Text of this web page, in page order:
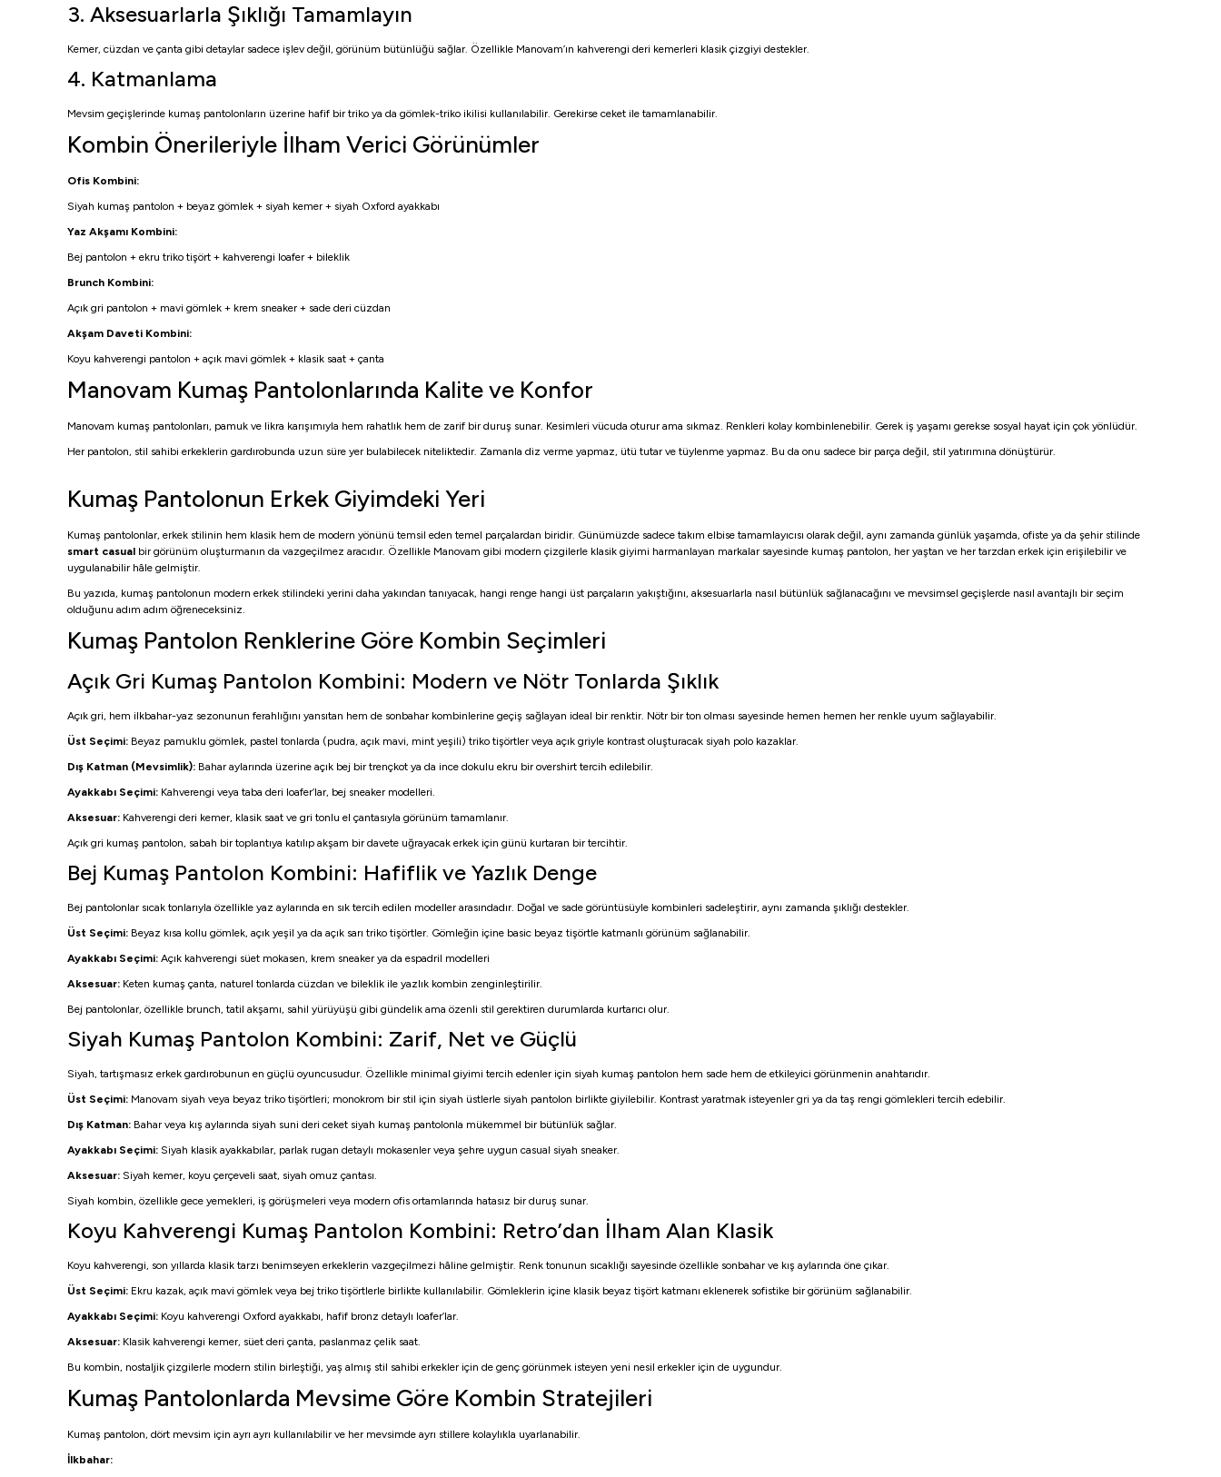
3. Aksesuarlarla Şıklığı Tamamlayın
Kemer, cüzdan ve çanta gibi detaylar sadece işlev değil, görünüm bütünlüğü sağlar. Özellikle Manovam’ın kahverengi deri kemerleri klasik çizgiyi destekler.
4. Katmanlama
Mevsim geçişlerinde kumaş pantolonların üzerine hafif bir triko ya da gömlek-triko ikilisi kullanılabilir. Gerekirse ceket ile tamamlanabilir.
Kombin Önerileriyle İlham Verici Görünümler
Ofis Kombini:
Siyah kumaş pantolon + beyaz gömlek + siyah kemer + siyah Oxford ayakkabı
Yaz Akşamı Kombini:
Bej pantolon + ekru triko tişört + kahverengi loafer + bileklik
Brunch Kombini:
Açık gri pantolon + mavi gömlek + krem sneaker + sade deri cüzdan
Akşam Daveti Kombini:
Koyu kahverengi pantolon + açık mavi gömlek + klasik saat + çanta
Manovam Kumaş Pantolonlarında Kalite ve Konfor
Manovam kumaş pantolonları, pamuk ve likra karışımıyla hem rahatlık hem de zarif bir duruş sunar. Kesimleri vücuda oturur ama sıkmaz. Renkleri kolay kombinlenebilir. Gerek iş yaşamı gerekse sosyal hayat için çok yönlüdür.
Her pantolon, stil sahibi erkeklerin gardırobunda uzun süre yer bulabilecek niteliktedir. Zamanla diz verme yapmaz, ütü tutar ve tüylenme yapmaz. Bu da onu sadece bir parça değil, stil yatırımına dönüştürür.
Kumaş Pantolonun Erkek Giyimdeki Yeri
Kumaş pantolonlar, erkek stilinin hem klasik hem de modern yönünü temsil eden temel parçalardan biridir. Günümüzde sadece takım elbise tamamlayıcısı olarak değil, aynı zamanda günlük yaşamda, ofiste ya da şehir stilinde
smart casual bir görünüm oluşturmanın da vazgeçilmez aracıdır. Özellikle Manovam gibi modern çizgilerle klasik giyimi harmanlayan markalar sayesinde kumaş pantolon, her yaştan ve her tarzdan erkek için erişilebilir ve
uygulanabilir hâle gelmiştir.
Bu yazıda, kumaş pantolonun modern erkek stilindeki yerini daha yakından tanıyacak, hangi renge hangi üst parçaların yakıştığını, aksesuarlarla nasıl bütünlük sağlanacağını ve mevsimsel geçişlerde nasıl avantajlı bir seçim
olduğunu adım adım öğreneceksiniz.
Kumaş Pantolon Renklerine Göre Kombin Seçimleri
Açık Gri Kumaş Pantolon Kombini: Modern ve Nötr Tonlarda Şıklık
Açık gri, hem ilkbahar-yaz sezonunun ferahlığını yansıtan hem de sonbahar kombinlerine geçiş sağlayan ideal bir renktir. Nötr bir ton olması sayesinde hemen hemen her renkle uyum sağlayabilir.
Üst Seçimi: Beyaz pamuklu gömlek, pastel tonlarda (pudra, açık mavi, mint yeşili) triko tişörtler veya açık griyle kontrast oluşturacak siyah polo kazaklar.
Dış Katman (Mevsimlik): Bahar aylarında üzerine açık bej bir trençkot ya da ince dokulu ekru bir overshirt tercih edilebilir.
Ayakkabı Seçimi: Kahverengi veya taba deri loafer’lar, bej sneaker modelleri.
Aksesuar: Kahverengi deri kemer, klasik saat ve gri tonlu el çantasıyla görünüm tamamlanır.
Açık gri kumaş pantolon, sabah bir toplantıya katılıp akşam bir davete uğrayacak erkek için günü kurtaran bir tercihtir.
Bej Kumaş Pantolon Kombini: Hafiflik ve Yazlık Denge
Bej pantolonlar sıcak tonlarıyla özellikle yaz aylarında en sık tercih edilen modeller arasındadır. Doğal ve sade görüntüsüyle kombinleri sadeleştirir, aynı zamanda şıklığı destekler.
Üst Seçimi: Beyaz kısa kollu gömlek, açık yeşil ya da açık sarı triko tişörtler. Gömleğin içine basic beyaz tişörtle katmanlı görünüm sağlanabilir.
Ayakkabı Seçimi: Açık kahverengi süet mokasen, krem sneaker ya da espadril modelleri
Aksesuar: Keten kumaş çanta, naturel tonlarda cüzdan ve bileklik ile yazlık kombin zenginleştirilir.
Bej pantolonlar, özellikle brunch, tatil akşamı, sahil yürüyüşü gibi gündelik ama özenli stil gerektiren durumlarda kurtarıcı olur.
Siyah Kumaş Pantolon Kombini: Zarif, Net ve Güçlü
Siyah, tartışmasız erkek gardırobunun en güçlü oyuncusudur. Özellikle minimal giyimi tercih edenler için siyah kumaş pantolon hem sade hem de etkileyici görünmenin anahtarıdır.
Üst Seçimi: Manovam siyah veya beyaz triko tişörtleri; monokrom bir stil için siyah üstlerle siyah pantolon birlikte giyilebilir. Kontrast yaratmak isteyenler gri ya da taş rengi gömlekleri tercih edebilir.
Dış Katman: Bahar veya kış aylarında siyah suni deri ceket siyah kumaş pantolonla mükemmel bir bütünlük sağlar.
Ayakkabı Seçimi: Siyah klasik ayakkabılar, parlak rugan detaylı mokasenler veya şehre uygun casual siyah sneaker.
Aksesuar: Siyah kemer, koyu çerçeveli saat, siyah omuz çantası.
Siyah kombin, özellikle gece yemekleri, iş görüşmeleri veya modern ofis ortamlarında hatasız bir duruş sunar.
Koyu Kahverengi Kumaş Pantolon Kombini: Retro’dan İlham Alan Klasik
Koyu kahverengi, son yıllarda klasik tarzı benimseyen erkeklerin vazgeçilmezi hâline gelmiştir. Renk tonunun sıcaklığı sayesinde özellikle sonbahar ve kış aylarında öne çıkar.
Üst Seçimi: Ekru kazak, açık mavi gömlek veya bej triko tişörtlerle birlikte kullanılabilir. Gömleklerin içine klasik beyaz tişört katmanı eklenerek sofistike bir görünüm sağlanabilir.
Ayakkabı Seçimi: Koyu kahverengi Oxford ayakkabı, hafif bronz detaylı loafer’lar.
Aksesuar: Klasik kahverengi kemer, süet deri çanta, paslanmaz çelik saat.
Bu kombin, nostaljik çizgilerle modern stilin birleştiği, yaş almış stil sahibi erkekler için de genç görünmek isteyen yeni nesil erkekler için de uygundur.
Kumaş Pantolonlarda Mevsime Göre Kombin Stratejileri
Kumaş pantolon, dört mevsim için ayrı ayrı kullanılabilir ve her mevsimde ayrı stillere kolaylıkla uyarlanabilir.
İlkbahar: